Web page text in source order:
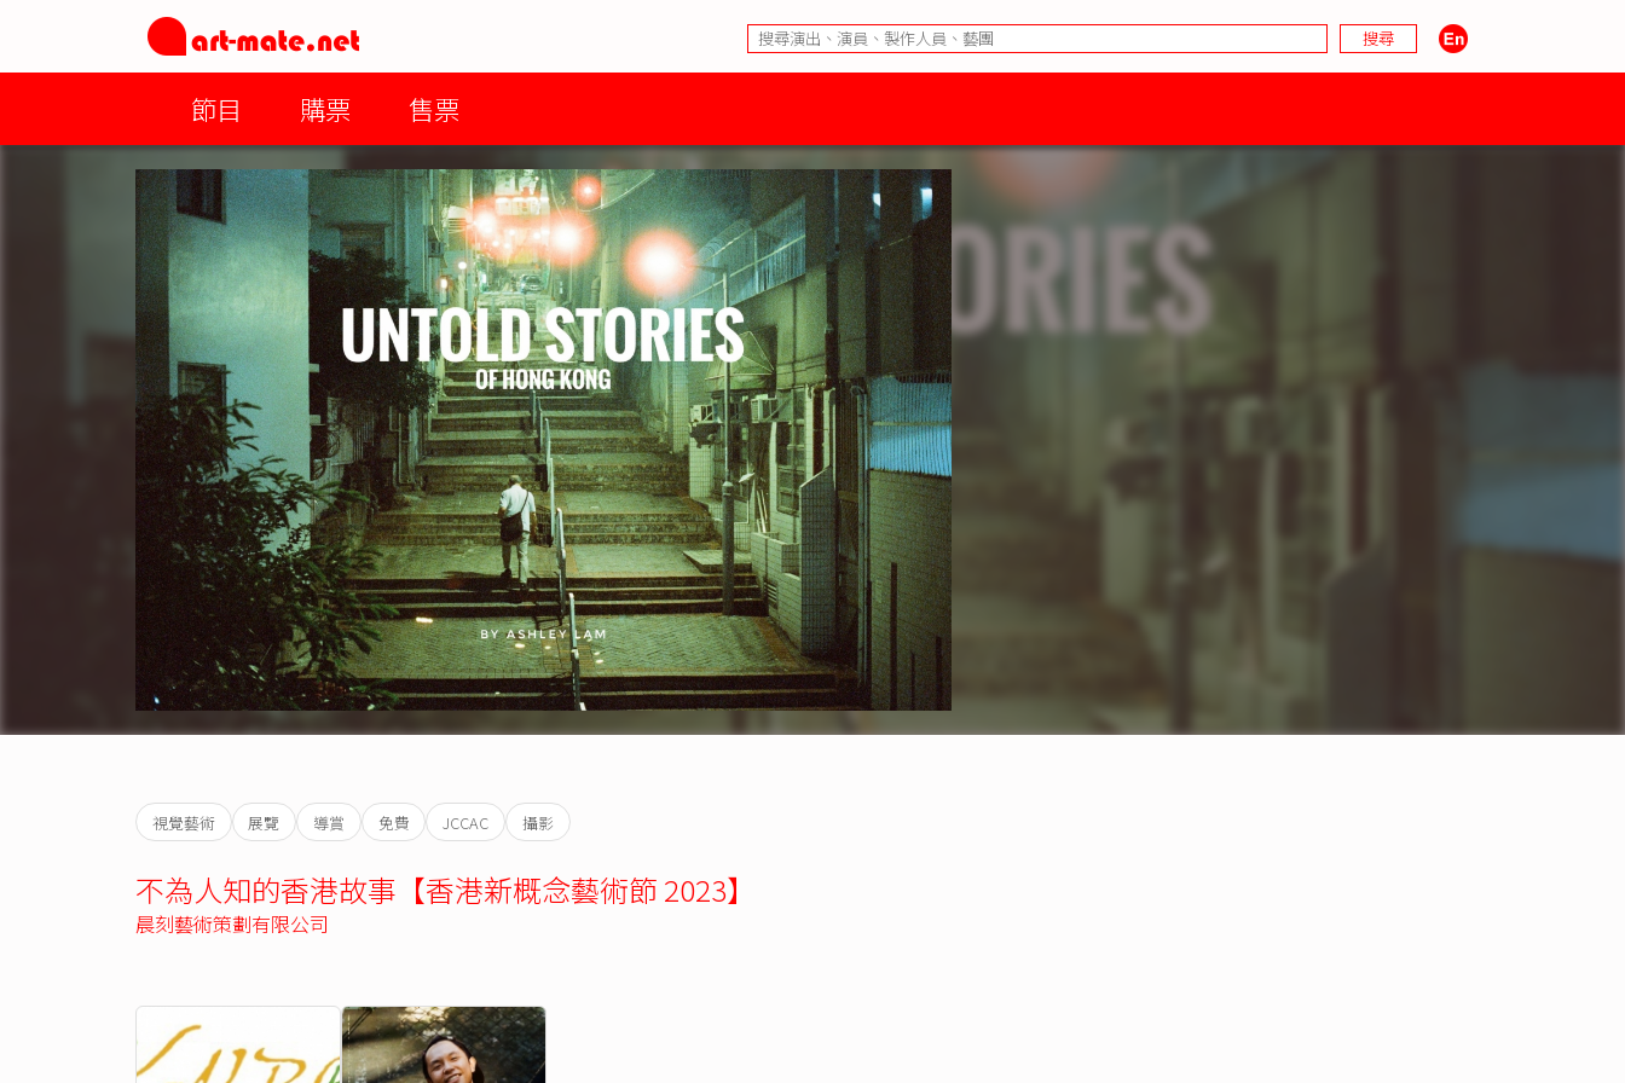
節目 購票 售票
視覺藝術 展覽 導賞 免費 JCCAC 攝影
不為人知的香港故事【香港新概念藝術節 2023】
晨刻藝術策劃有限公司